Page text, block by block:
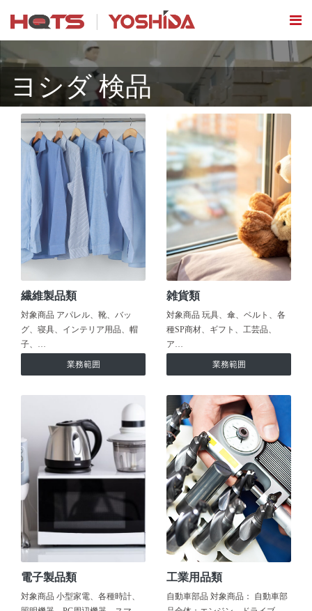
ヨシダ 検品
繊維製品類
対象商品 アパレル、靴、バッ
グ、寝具、インテリア用品、帽
子、…
業務範囲
雑貨類
対象商品 玩具、傘、ベルト、各
種SP商材、ギフト、工芸品、
ア…
業務範囲
電子製品類
対象商品 小型家電、各種時計、
工業用品類
自動車部品 対象商品： 自動車部